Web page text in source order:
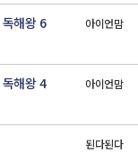
해왕 6 아이언맘
해왕 4 아이언맘
된다된다